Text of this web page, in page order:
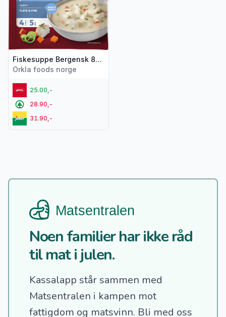
Fiskesuppe Bergensk 85g Toro
Orkla foods norge
25.00,-
28.90,-
31.90,-
Noen familier har ikke råd
til mat i julen.
Kassalapp står sammen med
Matsentralen i kampen mot
fattigdom og matsvinn. Bli med oss